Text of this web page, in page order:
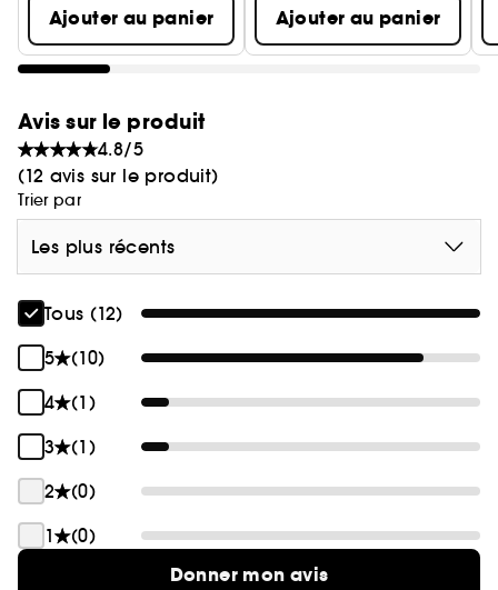
Ajouter au panier Ajouter au panier
Avis sur le produit
4.8/5
(12 avis sur le produit)
Trier par
Les plus récents
Tous (12)
5
(10)
4
(1)
3
(1)
2
(0)
1
(0)
Donner mon avis